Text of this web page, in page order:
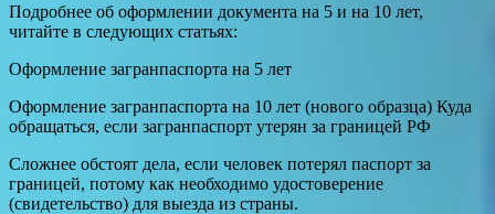
Подробнее об оформлении документа на 5 и на 10 лет,
читайте в следующих статьях:
Оформление загранпаспорта на 5 лет
Оформление загранпаспорта на 10 лет (нового образца) Куда
обращаться, если загранпаспорт утерян за границей РФ
Сложнее обстоят дела, если человек потерял паспорт за
границей, потому как необходимо удостоверение
(свидетельство) для выезда из страны.